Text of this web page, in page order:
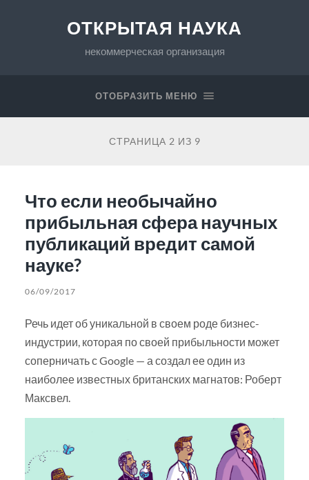
ОТКРЫТАЯ НАУКА
некоммерческая организация
ОТОБРАЗИТЬ МЕНЮ
СТРАНИЦА 2 ИЗ 9
Что если необычайно
прибыльная сфера научных
публикаций вредит самой
науке?
06/09/2017
Речь идет об уникальной в своем роде бизнес-
индустрии, которая по своей прибыльности может
соперничать с Google — а создал ее один из
наиболее известных британских магнатов: Роберт
Максвел.